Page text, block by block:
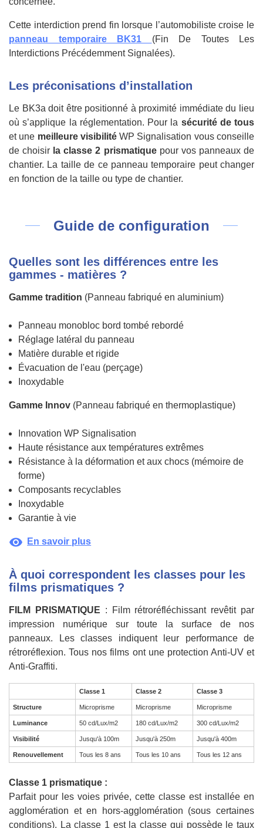
Cette interdiction prend fin lorsque l’automobiliste croise le
panneau temporaire BK31 (Fin De Toutes Les
Interdictions Précédemment Signalées).
Les préconisations d’installation
Le BK3a doit être positionné à proximité immédiate du lieu
où s’applique la réglementation. Pour la sécurité de tous
et une meilleure visibilitéWP Signalisation vous conseille
de choisir la classe 2 prismatiquepour vos panneaux de
chantier. La taille de ce panneau temporaire peut changer
en fonction de la taille ou type de chantier.
Guide de configuration
Quelles sont les différences entre les
gammes - matières ?
Gamme tradition (Panneau fabriqué en aluminium)
Panneau monobloc bord tombé rebordé
Réglage latéral du panneau
Matière durable et rigide
Évacuation de l'eau (perçage)
Inoxydable
Gamme Innov (Panneau fabriqué en thermoplastique)
Innovation WP Signalisation
Haute résistance aux températures extrêmes
Résistance à la déformation et aux chocs (mémoire de
forme)
Composants recyclables
Inoxydable
Garantie à vie
visibility En savoir plus
À quoi correspondent les classes pour les
films prismatiques ?
FILM PRISMATIQUE : Film rétroréfléchissant revêtit par
impression numérique sur toute la surface de nos
panneaux. Les classes indiquent leur performance de
rétroréflexion. Tous nos films ont une protection Anti-UV et
Anti-Graffiti.
Classe 1 Classe 2 Classe 3
Structure Microprisme Microprisme Microprisme
Luminance 50 cd/Lux/m2 180 cd/Lux/m2 300 cd/Lux/m2
Visibilité Jusqu'à 100m Jusqu'à 250m Jusqu'à 400m
Renouvellement Tous les 8 ans Tous les 10 ans Tous les 12 ans
Classe 1 prismatique :
Parfait pour les voies privée, cette classe est installée en
agglomération et en hors-agglomération (sous certaines
conditions). La classe 1 est la classe qui possède le taux